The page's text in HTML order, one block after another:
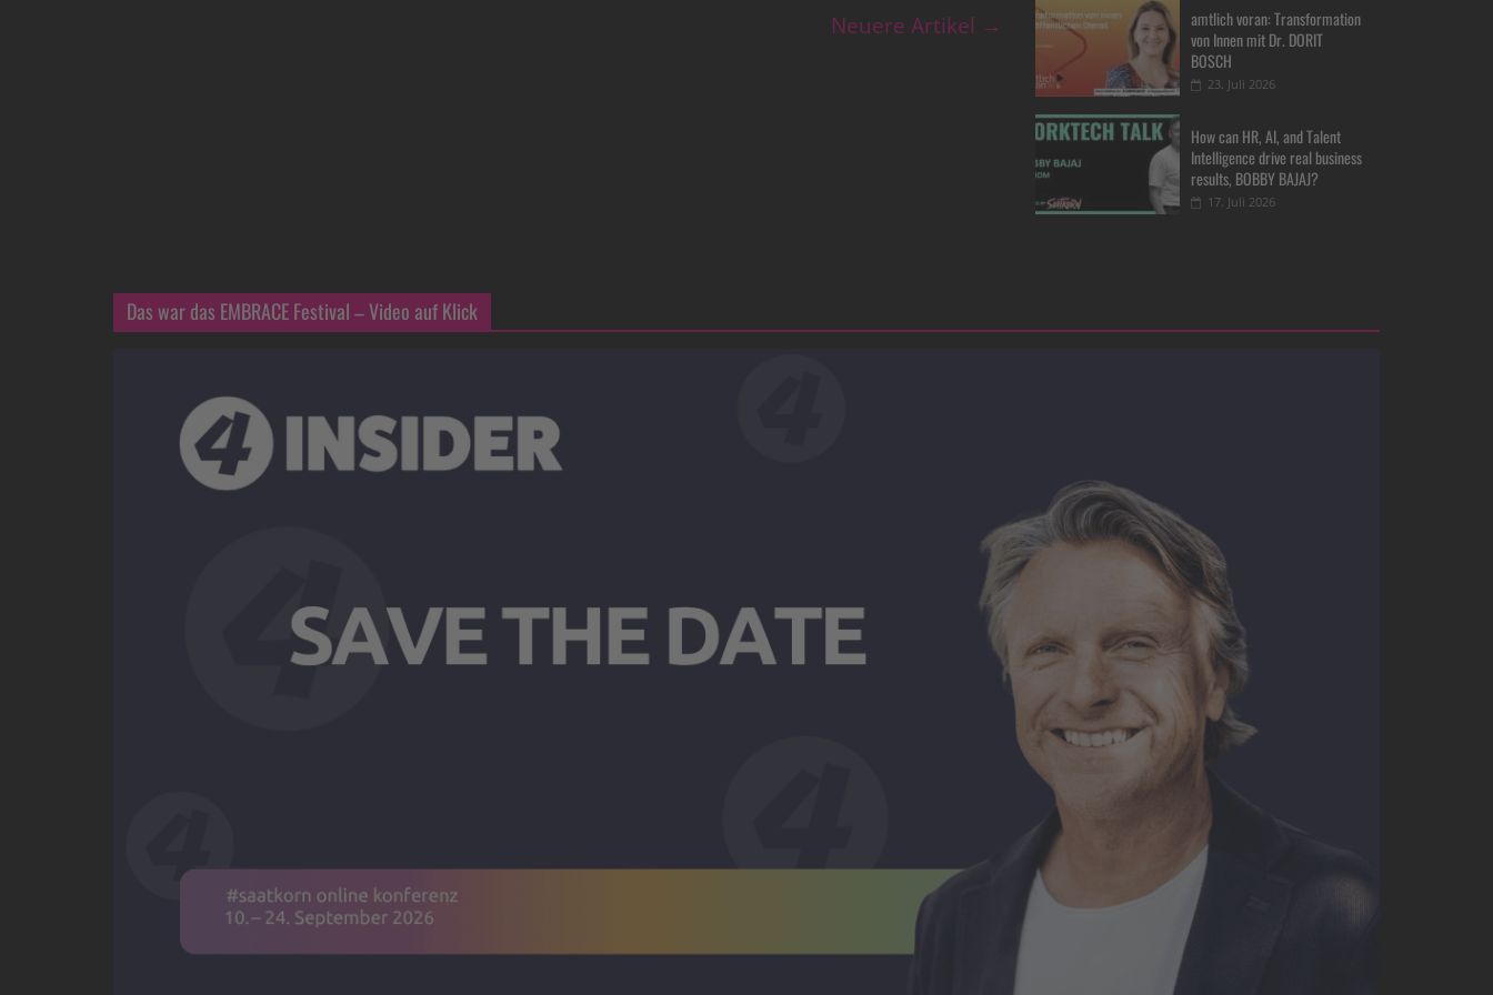
Neuere Artikel →
amtlich voran: Transformation
von Innen mit Dr. DORIT
BOSCH
23. Juli 2026
How can HR, AI, and Talent
Intelligence drive real business
results, BOBBY BAJAJ?
17. Juli 2026
Das war das EMBRACE Festival – Video auf Klick